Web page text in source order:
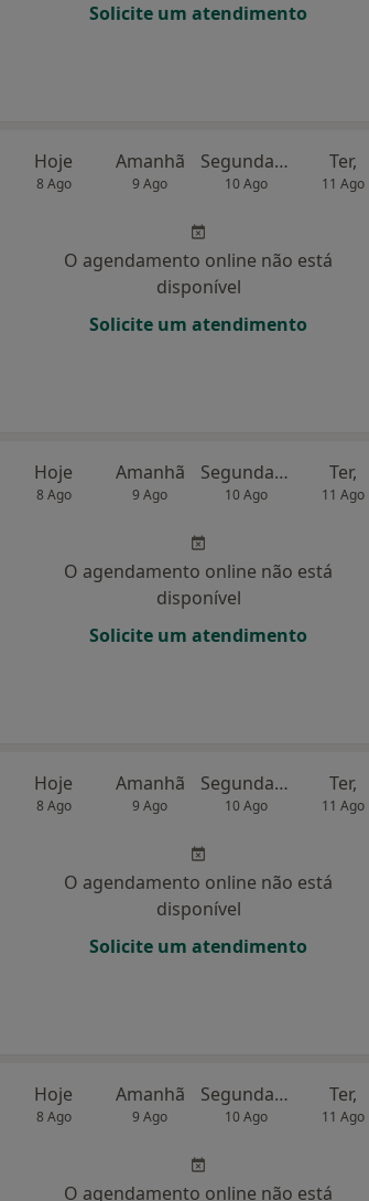
Solicite um atendimento
Hoje
8 Ago
Amanhã
9 Ago
Segunda-feira
10 Ago
Ter,
11 Ago
O agendamento online não está
disponível
Solicite um atendimento
Hoje
8 Ago
Amanhã
9 Ago
Segunda-feira
10 Ago
Ter,
11 Ago
O agendamento online não está
disponível
Solicite um atendimento
Hoje
8 Ago
Amanhã
9 Ago
Segunda-feira
10 Ago
Ter,
11 Ago
O agendamento online não está
disponível
Solicite um atendimento
Hoje
8 Ago
Amanhã
9 Ago
Segunda-feira
10 Ago
Ter,
11 Ago
O agendamento online não está